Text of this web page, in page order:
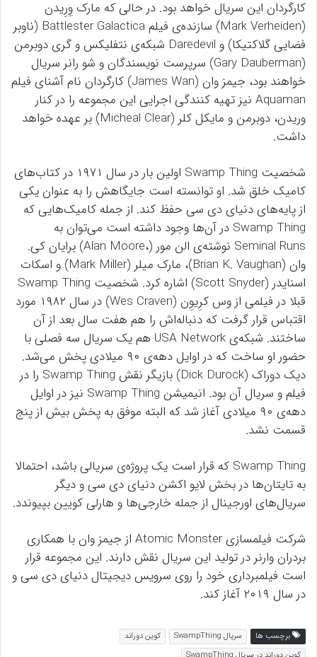
کارگردان این سریال خواهد بود. در حالی که مارک وِرِیدن
(Mark Verheiden) سازنده‌ی فیلم Battlester Galactica (ناوبر
فضایی گلاکتیکا) و Daredevil شبکه‌ی نتفلیکس و گری دوبرمن
(Gary Dauberman) سرپرست نویسندگان و شو رانر سریال
خواهند بود، جیمز وان (James Wan) کارگردان نام آشنای فیلم
Aquaman نیز تهیه کنندگی اجرایی این مجموعه را در کنار
وریدن، دوبرمن و مایکل کلر (Micheal Clear) بر عهده خواهد
داشت.
شخصیت Swamp Thing اولین بار در سال ۱۹۷۱ در کتاب‌های
کامیک خلق شد. او توانسته است جایگاهش را به عنوان یکی
از پایه‌های دنیای دی سی حفظ کند. از جمله کامیک‌هایی که
Swamp Thing در آن‌ها وجود داشته است می‌توان به
Seminal Runs نوشته‌ی الن مور (،Alan Moore) برایان کی.
وان (Brian K. Vaughan)، مارک میلر (Mark Miller) و اسکات
اسنایدر (Scott Snyder) اشاره کرد. شخصیت Swamp Thing
قبلا در فیلمی از وس کرِیوِن (Wes Craven) در سال ۱۹۸۲ مورد
اقتباس قرار گرفت که دنباله‌اش را هم هفت سال بعد از آن
ساختند. شبکه‌ی USA Network هم یک سریال سه فصلی با
حضور او ساخت که در اوایل دهه‌ی ۹۰ میلادی پخش می‌شد.
دیک دوراک (Dick Durock) بازیگر نقش Swamp Thing را در
فیلم و سریال آن بود. انیمیشن Swamp Thing نیز در اوایل
دهه‌ی ۹۰ میلادی آغاز شد که البته موفق به پخش بیش از پنج
قسمت نشد.
Swamp Thing که قرار است یک پروژه‌ی سریالی باشد، احتمالا
به تایتان‌ها در بخش لایو اکشن دنیای دی سی و دیگر
سریال‌های اورجینال از جمله خارجی‌ها و هارلی کویین بپیوندد.
شرکت فیلمسازی Atomic Monster از جیمز وان با همکاری
بردران وارنر در تولید این سریال نقش دارند. این مجموعه قرار
است فیلمبرداری خود را روی سرویس دیجیتال دنیای دی سی و
در سال ۲۰۱۹ آغاز کند.
برچسب ها سریال SwampThing
کوین دوراند